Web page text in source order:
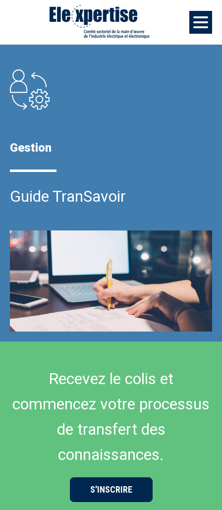
Gestion
Guide TranSavoir
Recevez le colis et
commencez votre processus
de transfert des
connaissances.
S'INSCRIRE